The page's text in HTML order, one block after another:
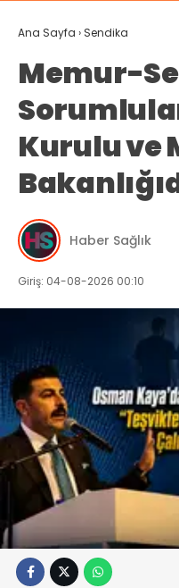
Ana Sayfa › Sendika
Memur-
Kurulu ve
Haber Sağlık
Giriş: 04-08-2026 00:10